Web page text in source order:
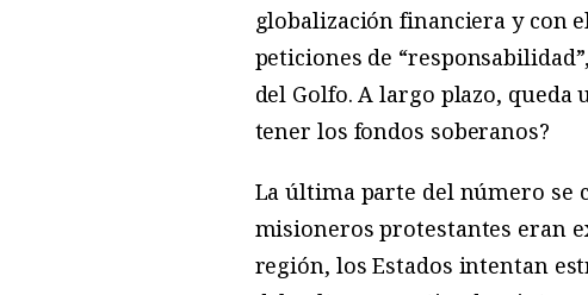
globalización financiera y con
peticiones de
del Golfo. A largo plazo,
tener los fondos soberanos?
La última parte del número se
misioneros protestantes eran
región, los Estados intentan